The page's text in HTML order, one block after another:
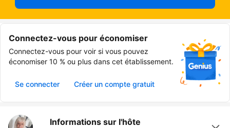
Connectez-vous pour économiser
Connectez-vous pour voir si vous pouvez
économiser 10 % ou plus dans cet établissement.
Se connecter Créer un compte gratuit
Informations sur l'hôte